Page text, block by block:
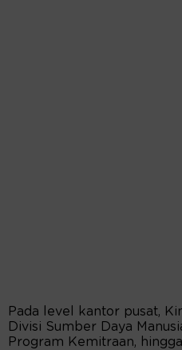
Pada level kantor pusat,
Divisi Sumber Daya
Program Kemitraan,